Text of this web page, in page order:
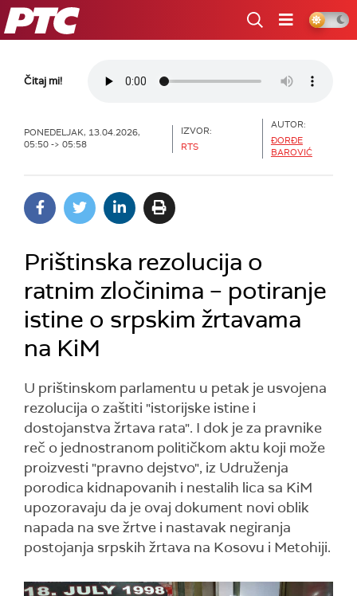
RTS
Čitaj mi!
PONEDELJAK, 13.04.2026,
05:50 -> 05:58
IZVOR:
RTS
AUTOR:
ĐORĐE
BAROVIĆ
Prištinska rezolucija o
ratnim zločinima – potiranje
istine o srpskim žrtavama
na KiM
U prištinskom parlamentu u petak je usvojena
rezolucija o zaštiti "istorijske istine i
dostojanstva žrtava rata". I dok je za pravnike
reč o jednostranom političkom aktu koji može
proizvesti "pravno dejstvo", iz Udruženja
porodica kidnapovanih i nestalih lica sa KiM
upozoravaju da je ovaj dokument novi oblik
napada na sve žrtve i nastavak negiranja
postojanja srpskih žrtava na Kosovu i Metohiji.